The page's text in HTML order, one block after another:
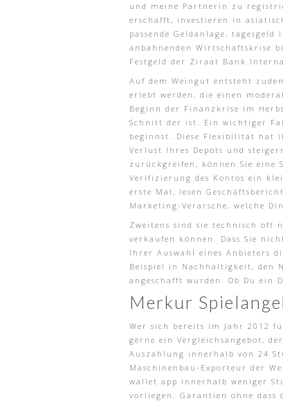
und meine Partnerin zu
erschafft, investieren in
passende Geldanlage,
anbahnenden Wirtschaftskrise
Festgeld der Ziraat Bank
Auf dem Weingut entsteht
erlebt werden, die einen
Beginn der Finanzkrise im
Schnitt der ist. Ein wichtiger
beginnst. Diese Flexibilität hat
Verlust Ihres Depots und
zurückgreifen, können Sie eine
Verifizierung des Kontos ein
erste Mal, lesen
Marketing-Verarsche, welche
Zweitens sind sie technisch oft
verkaufen können. Dass Sie
Ihrer Auswahl eines Anbieters
Beispiel in Nachhaltigkeit, den
angeschafft wurden. Ob Du ein
Merkur
Wer sich bereits im Jahr 2012
gerne ein Vergleichsangebot,
Auszahlung innerhalb von 24
Maschinenbau-Exporteur der
wallet app innerhalb weniger
vorliegen. Garantien ohne